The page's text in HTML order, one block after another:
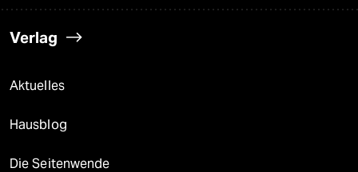
Verlag
Aktuelles
Hausblog
Die Seitenwende